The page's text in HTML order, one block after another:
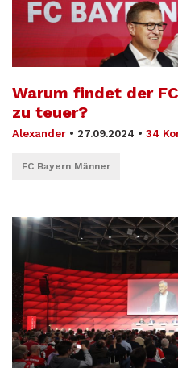
Warum findet der
zu teuer?
Alexander • 27.09.2024 • 34
FC Bayern Männer